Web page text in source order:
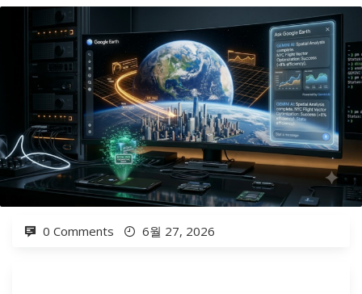
0 Comments 6월 27, 2026